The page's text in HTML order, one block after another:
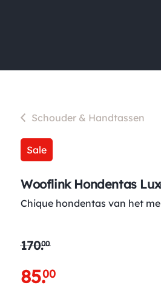
Schouder & Handtassen
Sale
Wooflink Hondentas
Chique hondentas van het
170.00
85.00